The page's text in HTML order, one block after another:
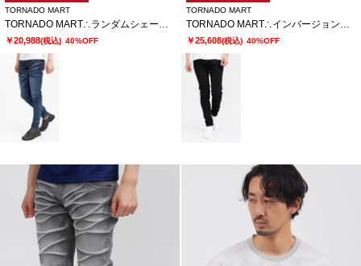
TORNADO MART
￥20,988(税込) 40%OFF
TORNADO MART
￥25,608(税込) 40%OFF